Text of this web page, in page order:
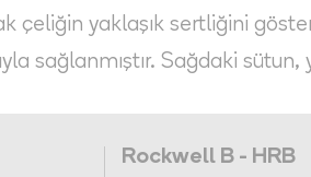
yaklaşık sertliğini
sağlanmıştır. Sağdaki
Rockwell B - HRB